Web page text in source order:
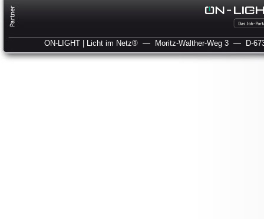
ON-LIGHT | Licht im Netz® — Moritz-Walther-Weg 3 — D-